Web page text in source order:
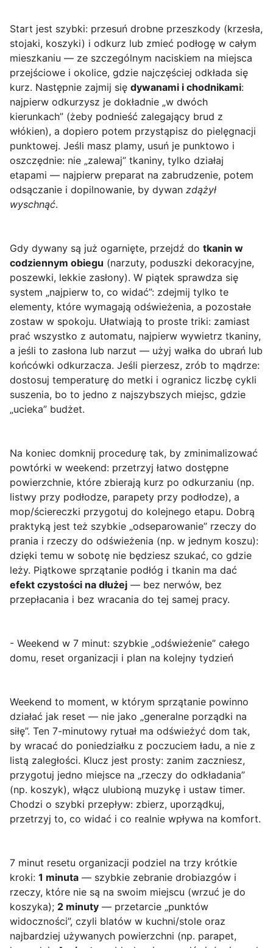
Start jest szybki: przesuń drobne przeszkody (krzesła,
stojaki, koszyki) i odkurz lub zmieć podłogę w całym
mieszkaniu — ze szczególnym naciskiem na miejsca
przejściowe i okolice, gdzie najczęściej odkłada się
kurz. Następnie zajmij się dywanami i chodnikami:
najpierw odkurzysz je dokładnie „w dwóch
kierunkach” (żeby podnieść zalegający brud z
włókien), a dopiero potem przystąpisz do pielęgnacji
punktowej. Jeśli masz plamy, usuń je punktowo i
oszczędnie: nie „zalewaj” tkaniny, tylko działaj
etapami — najpierw preparat na zabrudzenie, potem
odsączanie i dopilnowanie, by dywan zdążył
wyschnąć.
Gdy dywany są już ogarnięte, przejdź do tkanin w
codziennym obiegu (narzuty, poduszki dekoracyjne,
poszewki, lekkie zasłony). W piątek sprawdza się
system „najpierw to, co widać”: zdejmij tylko te
elementy, które wymagają odświeżenia, a pozostałe
zostaw w spokoju. Ułatwiają to proste triki: zamiast
prać wszystko z automatu, najpierw wywietrz tkaniny,
a jeśli to zasłona lub narzut — użyj wałka do ubrań lub
końcówki odkurzacza. Jeśli pierzesz, zrób to mądrze:
dostosuj temperaturę do metki i ogranicz liczbę cykli
suszenia, bo to jedno z najszybszych miejsc, gdzie
„ucieka” budżet.
Na koniec domknij procedurę tak, by zminimalizować
powtórki w weekend: przetrzyj łatwo dostępne
powierzchnie, które zbierają kurz po odkurzaniu (np.
listwy przy podłodze, parapety przy podłodze), a
mop/ściereczki przygotuj do kolejnego etapu. Dobrą
praktyką jest też szybkie „odseparowanie” rzeczy do
prania i rzeczy do odświeżenia (np. w jednym koszu):
dzięki temu w sobotę nie będziesz szukać, co gdzie
leży. Piątkowe sprzątanie podłóg i tkanin ma dać
efekt czystości na dłużej — bez nerwów, bez
przepłacania i bez wracania do tej samej pracy.
- Weekend w 7 minut: szybkie „odświeżenie” całego
domu, reset organizacji i plan na kolejny tydzień
Weekend to moment, w którym sprzątanie powinno
działać jak reset — nie jako „generalne porządki na
siłę”. Ten 7-minutowy rytuał ma odświeżyć dom tak,
by wracać do poniedziałku z poczuciem ładu, a nie z
listą zaległości. Klucz jest prosty: zanim zaczniesz,
przygotuj jedno miejsce na „rzeczy do odkładania”
(np. koszyk), włącz ulubioną muzykę i ustaw timer.
Chodzi o szybki przepływ: zbierz, uporządkuj,
przetrzyj to, co widać i co realnie wpływa na komfort.
7 minut resetu organizacji podziel na trzy krótkie
kroki: 1 minuta — szybkie zebranie drobiazgów i
rzeczy, które nie są na swoim miejscu (wrzuć je do
koszyka); 2 minuty — przetarcie „punktów
widoczności”, czyli blatów w kuchni/stole oraz
najbardziej używanych powierzchni (np. parapet,